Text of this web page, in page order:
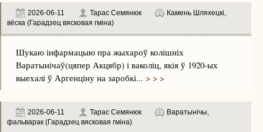
2026-06-11 Тарас Семянюк
Камень Шляхецкі,
вёска (Гарадзец вясковая гміна)
Шукаю інфармацыю пра жыхароў колішніх
Варатынічаў(цяпер Акцябр) і ваколіц, якія ў 1920-ых
выехалі ў Аргенціну на заробкі... > > >
2026-06-11 Тарас Семянюк
Варатынічы,
фальварак (Гарадзец вясковая гміна)